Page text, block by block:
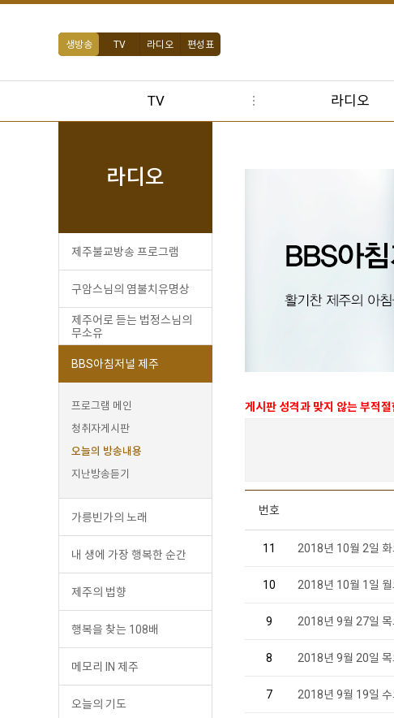
생방송 TV 라디오 편성표
TV 라디오
라디오
제주불교방송 프로그램
구암스님의 염불치유명상
제주어로 듣는 법정스님의
무소유
BBS아침저널 제주
프로그램 메인
청취자게시판
오늘의 방송내용
지난방송듣기
가릉빈가의 노래
내 생에 가장 행복한 순간
제주의 법향
행복을 찾는 108배
메모리 IN 제주
오늘의 기도
게시판 성격과 맞지 않는 부적
번호
11 2018년 10월 2일 화
10 2018년 10월 1일 월
9 2018년 9월 27일 목
8 2018년 9월 20일 목
7 2018년 9월 19일 수